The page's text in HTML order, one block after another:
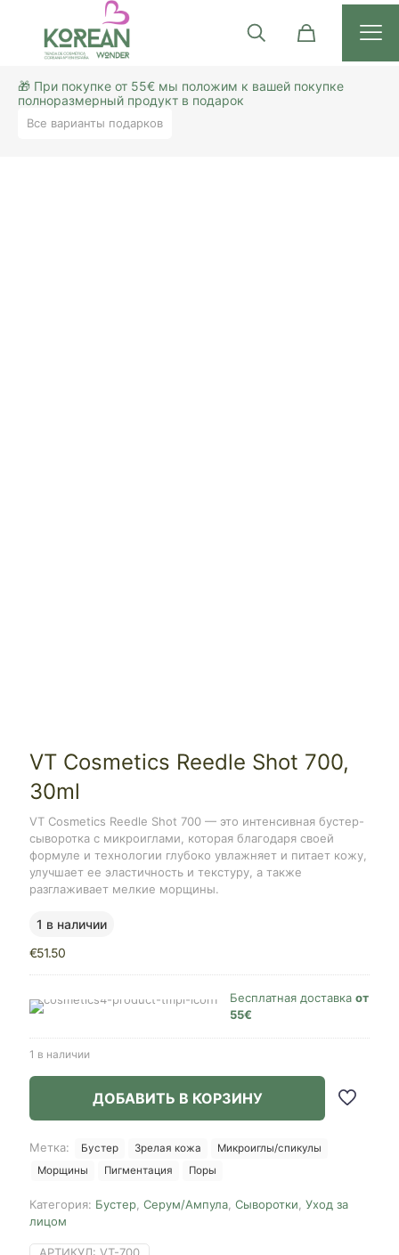
🎁 При покупке от 55€ мы положим к вашей покупке
полноразмерный продукт в подарок
Все варианты подарков
VT Cosmetics Reedle Shot 700,
30ml
VT Cosmetics Reedle Shot 700 — это интенсивная бустер-
сыворотка с микроиглами, которая благодаря своей
формуле и технологии глубоко увлажняет и питает кожу,
улучшает ее эластичность и текстуру, а также
разглаживает мелкие морщины.
1 в наличии
€51.50
Бесплатная доставка от
55€
1 в наличии
ДОБАВИТЬ В КОРЗИНУ
Метка: Бустер Зрелая кожа
Микроиглы/спикулы
Морщины
Пигментация Поры
Категория: Бустер Серум/Ампула Сыворотки Уход за
лицом
АРТИКУЛ: VT-700